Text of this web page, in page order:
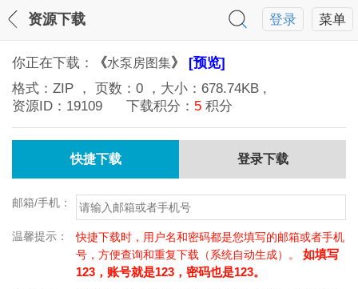
菜单
登录
资源下载
你正在下载： 《水泵房图集》 [预览]
格式： ZIP ， 页数： 0 ，大小： 678.74KB ,
资源ID： 19109 下载积分： 5 积分
快捷下载 登录下载
邮箱/手机：
温馨提示：
快捷下载时，用户名和密码都是您填写的邮箱或者手机
号，方便查询和重复下载（系统自动生成）。 如填写
123，账号就是123，密码也是123。